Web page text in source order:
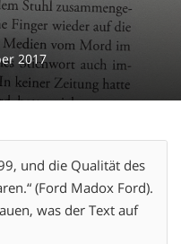
2017
und die Qualität des
(Ford Madox Ford).
was der Text auf